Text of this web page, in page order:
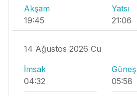
Akşam
19:45
Yatsı
21:06
14 Ağustos 2026 Cu
İmsak
04:32
Güneş
05:58